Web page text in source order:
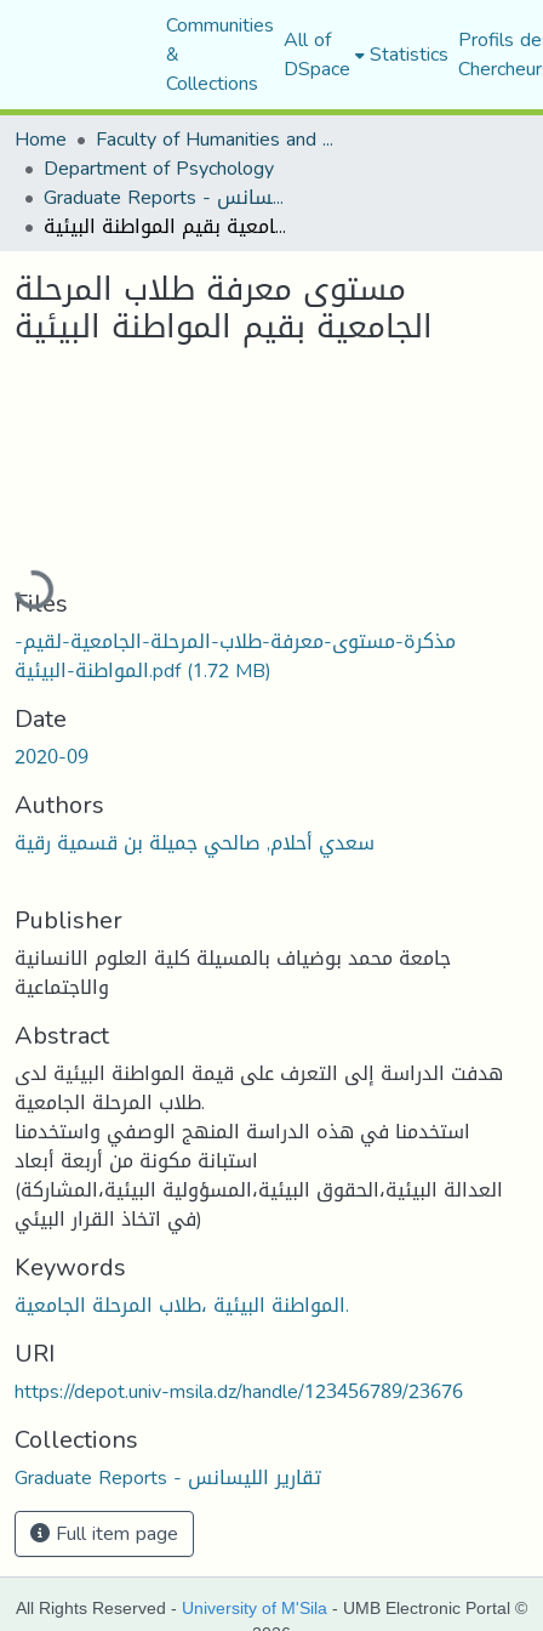
Communities
&
Collections
All of
DSpace Statistics Profils
Home
Faculty of Humanities and Social Sciences
Department of Psychology
Graduate Reports - تقارير الليسانس
مستوى معرفة طلاب المرحلة الجامعية بقيم المواطنة البيئية
مستوى معرفة طلاب المرحلة
الجامعية بقيم المواطنة البيئية
Loading...
Files
مذكرة-مستوى-معرفة-طلاب-المرحلة-الجامعية-لقيم-
المواطنة-البيئية.pdf(1.72 MB)
Date
2020-09
Authors
سعدي أحلام, صالحي جميلة بن قسمية رقية
Publisher
جامعة محمد بوضياف بالمسيلة كلية العلوم الانسانية
والاجتماعية
Abstract
هدفت الدراسة إلى التعرف على قيمة المواطنة البيئية لدى
طلاب المرحلة الجامعية.
استخدمنا في هذه الدراسة المنهج الوصفي واستخدمنا
استبانة مكونة من أربعة أبعاد
(العدالة البيئية،الحقوق البيئية،المسؤولية البيئية،المشاركة
في اتخاذ القرار البيئي)
Keywords
المواطنة البيئية ،طلاب المرحلة الجامعية.
URI
https://depot.univ-msila.dz/handle/123456789/23676
Collections
Graduate Reports - تقارير الليسانس
Full item page
All Rights Reserved - University of M'Sila - UMB Electronic Portal ©